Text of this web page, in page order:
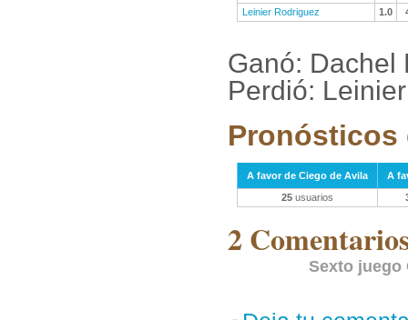
Leinier Rodriguez
1.0
Ganó: Dachel
Perdió:
Pronósticos
A favor de Ciego de Avila
A
25 usuarios
2
Sexto juego